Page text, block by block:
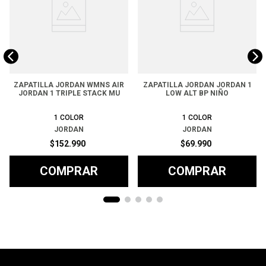
ZAPATILLA JORDAN WMNS AIR
JORDAN 1 TRIPLE STACK MU
1 COLOR
JORDAN
$152.990
COMPRAR
ZAPATILLA JORDAN JORDAN 1
LOW ALT BP NIÑO
1 COLOR
JORDAN
$69.990
COMPRAR